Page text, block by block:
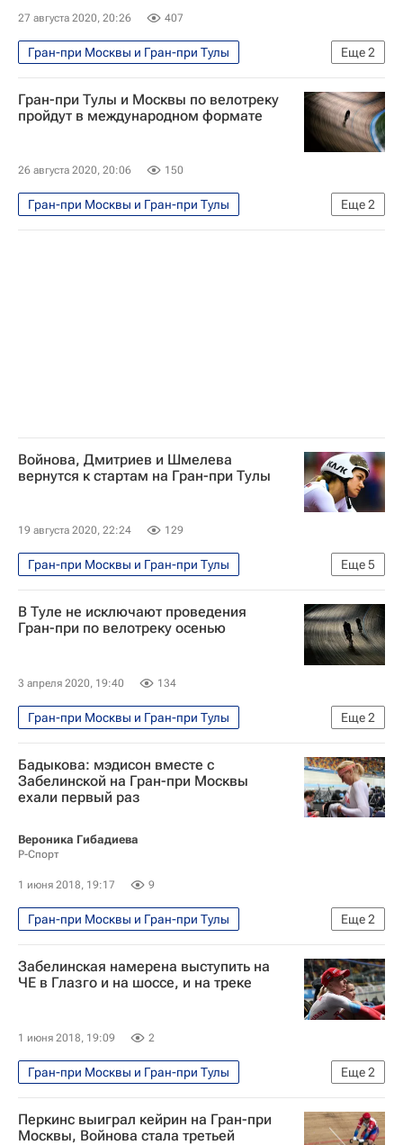
27 августа 2020, 20:26 407
Еще2
Гран-при Москвы и Гран-при Тулы
Анастасия Войнова
Велоспорт
Гран-при Тулы и Москвы по велотреку
пройдут в международном формате
26 августа 2020, 20:06 150
Еще2
Гран-при Москвы и Гран-при Тулы
Велоспорт
Сергей Ковпанец
Войнова, Дмитриев и Шмелева
вернутся к стартам на Гран-при Тулы
19 августа 2020, 22:24 129
Еще5
Гран-при Москвы и Гран-при Тулы
Денис Дмитриев
Анастасия Войнова
Велоспорт
UCI Дарья Шмелева
В Туле не исключают проведения
Гран-при по велотреку осенью
3 апреля 2020, 19:40 134
Еще2
Гран-при Москвы и Гран-при Тулы
Велоспорт
Бадыкова: мэдисон вместе с
Забелинской на Гран-при Москвы
ехали первый раз
Вероника Гибадиева
Р-Спорт
1 июня 2018, 19:17 9
Еще2
Гран-при Москвы и Гран-при Тулы
Велоспорт
Ольга Забелинская
Забелинская намерена выступить на
ЧЕ в Глазго и на шоссе, и на треке
1 июня 2018, 19:09 2
Еще2
Гран-при Москвы и Гран-при Тулы
Велоспорт
Ольга Забелинская
Перкинс выиграл кейрин на Гран-при
Москвы, Войнова стала третьей